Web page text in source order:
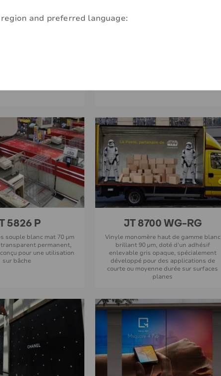
and preferred language:
calendré blanc mat,
monomérique avec
enlevable –
5826 P
souple blanc mat 70 µm
permanent,
pour une utilisation
sur bâche
JT 8700 WG-RG
Vinyle monomère haut de gamme blanc
brillant 90 µm, doté d'un adhésif
enlevable gris opaque, spécialement
développé pour des applications de
courte ou moyenne durée sur surfaces
planes